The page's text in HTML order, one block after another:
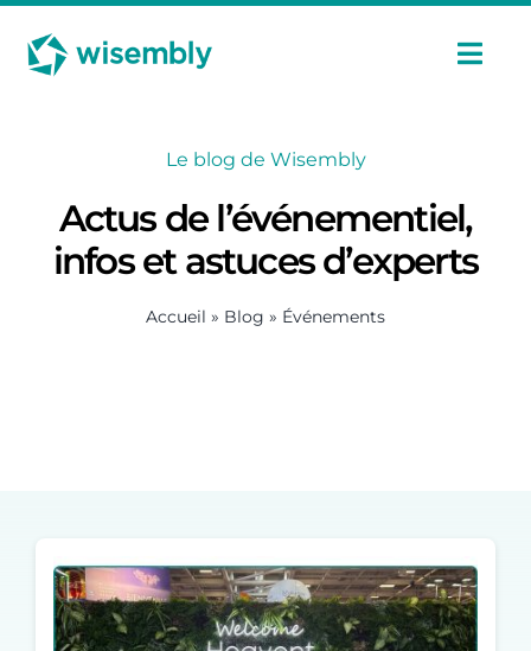
Passer
contenu
Usages
Le blog de Wisembly
Actus de l’événementiel,
infos et astuces d’experts
Accueil » Blog » Événements
Panneau de gestion des cookies